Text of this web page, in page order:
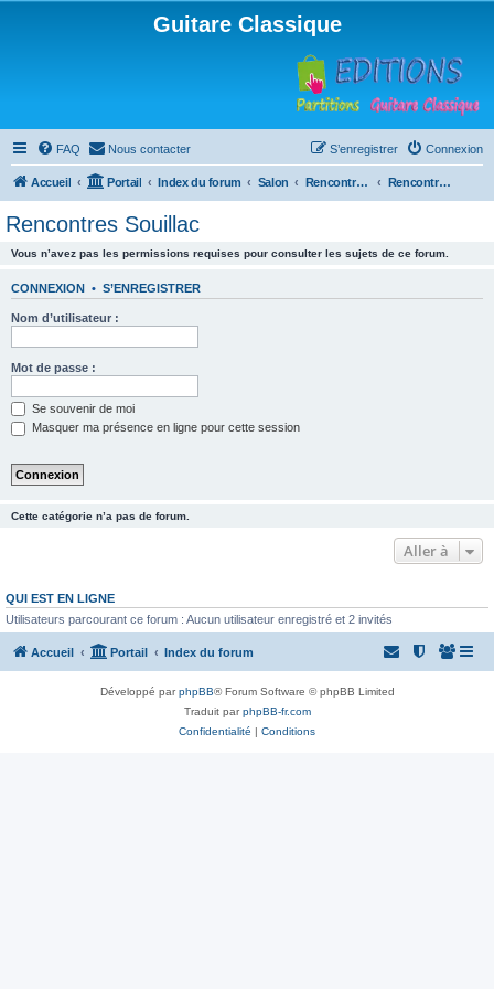
Guitare Classique
FAQ Nous contacter Connexion
S’enregistrer
Accueil Portail Index du forum Salon Rencontres musicales Rencontres Souillac
Rencontres Souillac
Vous n’avez pas les permissions requises pour consulter les sujets de ce forum.
CONNEXION • S’ENREGISTRER
Nom d’utilisateur :
Mot de passe :
Se souvenir de moi
Masquer ma présence en ligne pour cette session
Cette catégorie n’a pas de forum.
Aller à
QUI EST EN LIGNE
Utilisateurs parcourant ce forum : Aucun utilisateur enregistré et 2 invités
Accueil Portail Index du forum
Développé parphpBB® Forum Software © phpBB Limited
Traduit parphpBB-fr.com
Confidentialité | Conditions